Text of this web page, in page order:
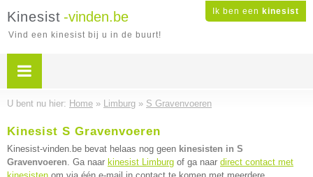
Ik ben een kinesist
Kinesist -vinden.be
Vind een kinesist bij u in de buurt!
U bent nu hier: Home » Limburg » S Gravenvoeren
Kinesist S Gravenvoeren
Kinesist-vinden.be bevat helaas nog geen kinesisten in S
Gravenvoeren. Ga naar kinesist Limburg of ga naar direct contact met